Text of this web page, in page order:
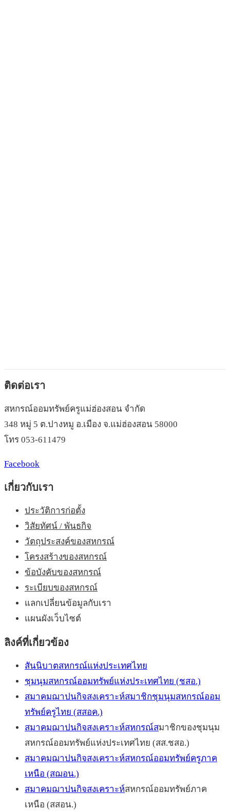
ติดต่อเรา
สหกรณ์ออมทรัพย์ครูแม่ฮ่องสอน จำกัด
348 หมู่ 5 ต.ปางหมู อ.เมือง จ.แม่ฮ่องสอน 58000
โทร 053-611479
Facebook
เกี่ยวกับเรา
ประวัติการก่อตั้ง
วิสัยทัศน์ / พันธกิจ
วัตถุประสงค์ของสหกรณ์
โครงสร้างของสหกรณ์
ข้อบังคับของสหกรณ์
ระเบียบของสหกรณ์
แลกเปลี่ยนข้อมูลกับเรา
แผนผังเว็บไซต์
ลิงค์ที่เกี่ยวข้อง
สันนิบาตสหกรณ์แห่งประเทศไทย
ชุมนุมสหกรณ์ออมทรัพย์แห่งประเทศไทย (ชสอ.)
สมาคมฌาปนกิจสงเคราะห์สมาชิกชุมนุมสหกรณ์ออม
ทรัพย์ครูไทย (สสอค.)
สมาคมฌาปนกิจสงเคราะห์สหกรณ์สมาชิกของชุมนุม
สหกรณ์ออมทรัพย์แห่งประเทศไทย (สส.ชสอ.)
สมาคมฌาปนกิจสงเคราะห์สหกรณ์ออมทรัพย์ครูภาค
เหนือ (สฌอน.)
สมาคมฌาปนกิจสงเคราะห์สหกรณ์ออมทรัพย์ภาค
เหนือ (สสอน.)